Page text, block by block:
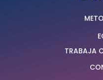
TRABAJA